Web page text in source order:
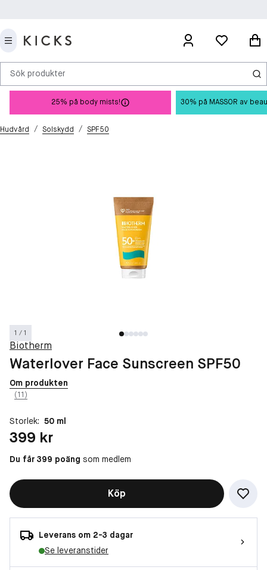
Sök produkter
25% på body mists! 30% på MASSOR av
Hudvård / Solskydd / SPF50
1 / 1
Biotherm
Waterlover Face Sunscreen SPF50
Om produkten
(11)
Storlek: 50 ml
Pris: 399 kr
399 kr
Du får 399 poäng som medlem
Köp
Leverans om 2-3 dagar
Se leveranstider